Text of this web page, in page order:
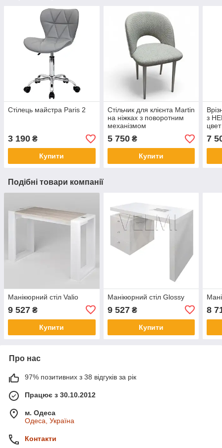
Стілець майстра Paris 2
3 190 ₴
Купити
Стільчик для клієнта Martin
на ніжках з поворотним
механізмом
5 750₴
Купити
з
7
Подібні товари компанії
Манікюрний стіл Valio
9 527 ₴
Купити
Манікюрний стіл Glossy
9 527₴
Купити
8
Про нас
97% позитивних з 38 відгуків за рік
Працює з 30.10.2012
м. Одеса
Одеса, Україна
Контакти